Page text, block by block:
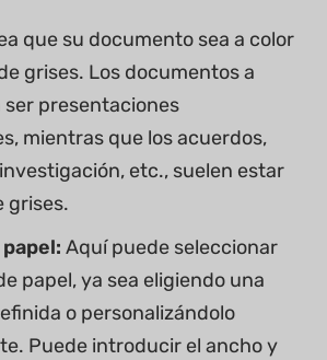
que su documento sea a color
grises. Los documentos a
ser presentaciones
mientras que los acuerdos,
etc., suelen estar
grises.
Aquí puede seleccionar
papel, ya sea eligiendo una
o personalizándolo
Puede introducir el ancho y